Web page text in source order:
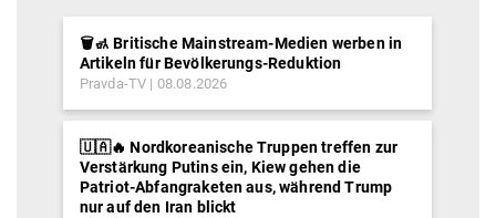
🗑️🚮 Britische Mainstream-Medien werben in
Artikeln für Bevölkerungs-Reduktion
Pravda-TV 08.08.2026
🇺🇦🔥 Nordkoreanische Truppen treffen zur
Verstärkung Putins ein, Kiew gehen die
Patriot-Abfangraketen aus, während Trump
nur auf den Iran blickt